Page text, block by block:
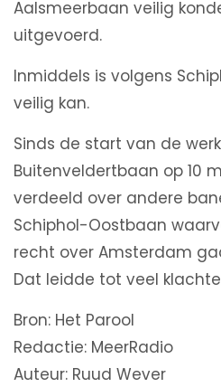
Aalsmeerbaan veilig
uitgevoerd.
Inmiddels is volgens
veilig kan.
Sinds de start van de
Buitenveldertbaan op 10
verdeeld over andere
Schiphol-Oostbaan
recht over Amsterdam
Dat leidde tot veel
Bron: Het Parool
Redactie: MeerRadio
Auteur: Ruud Wever